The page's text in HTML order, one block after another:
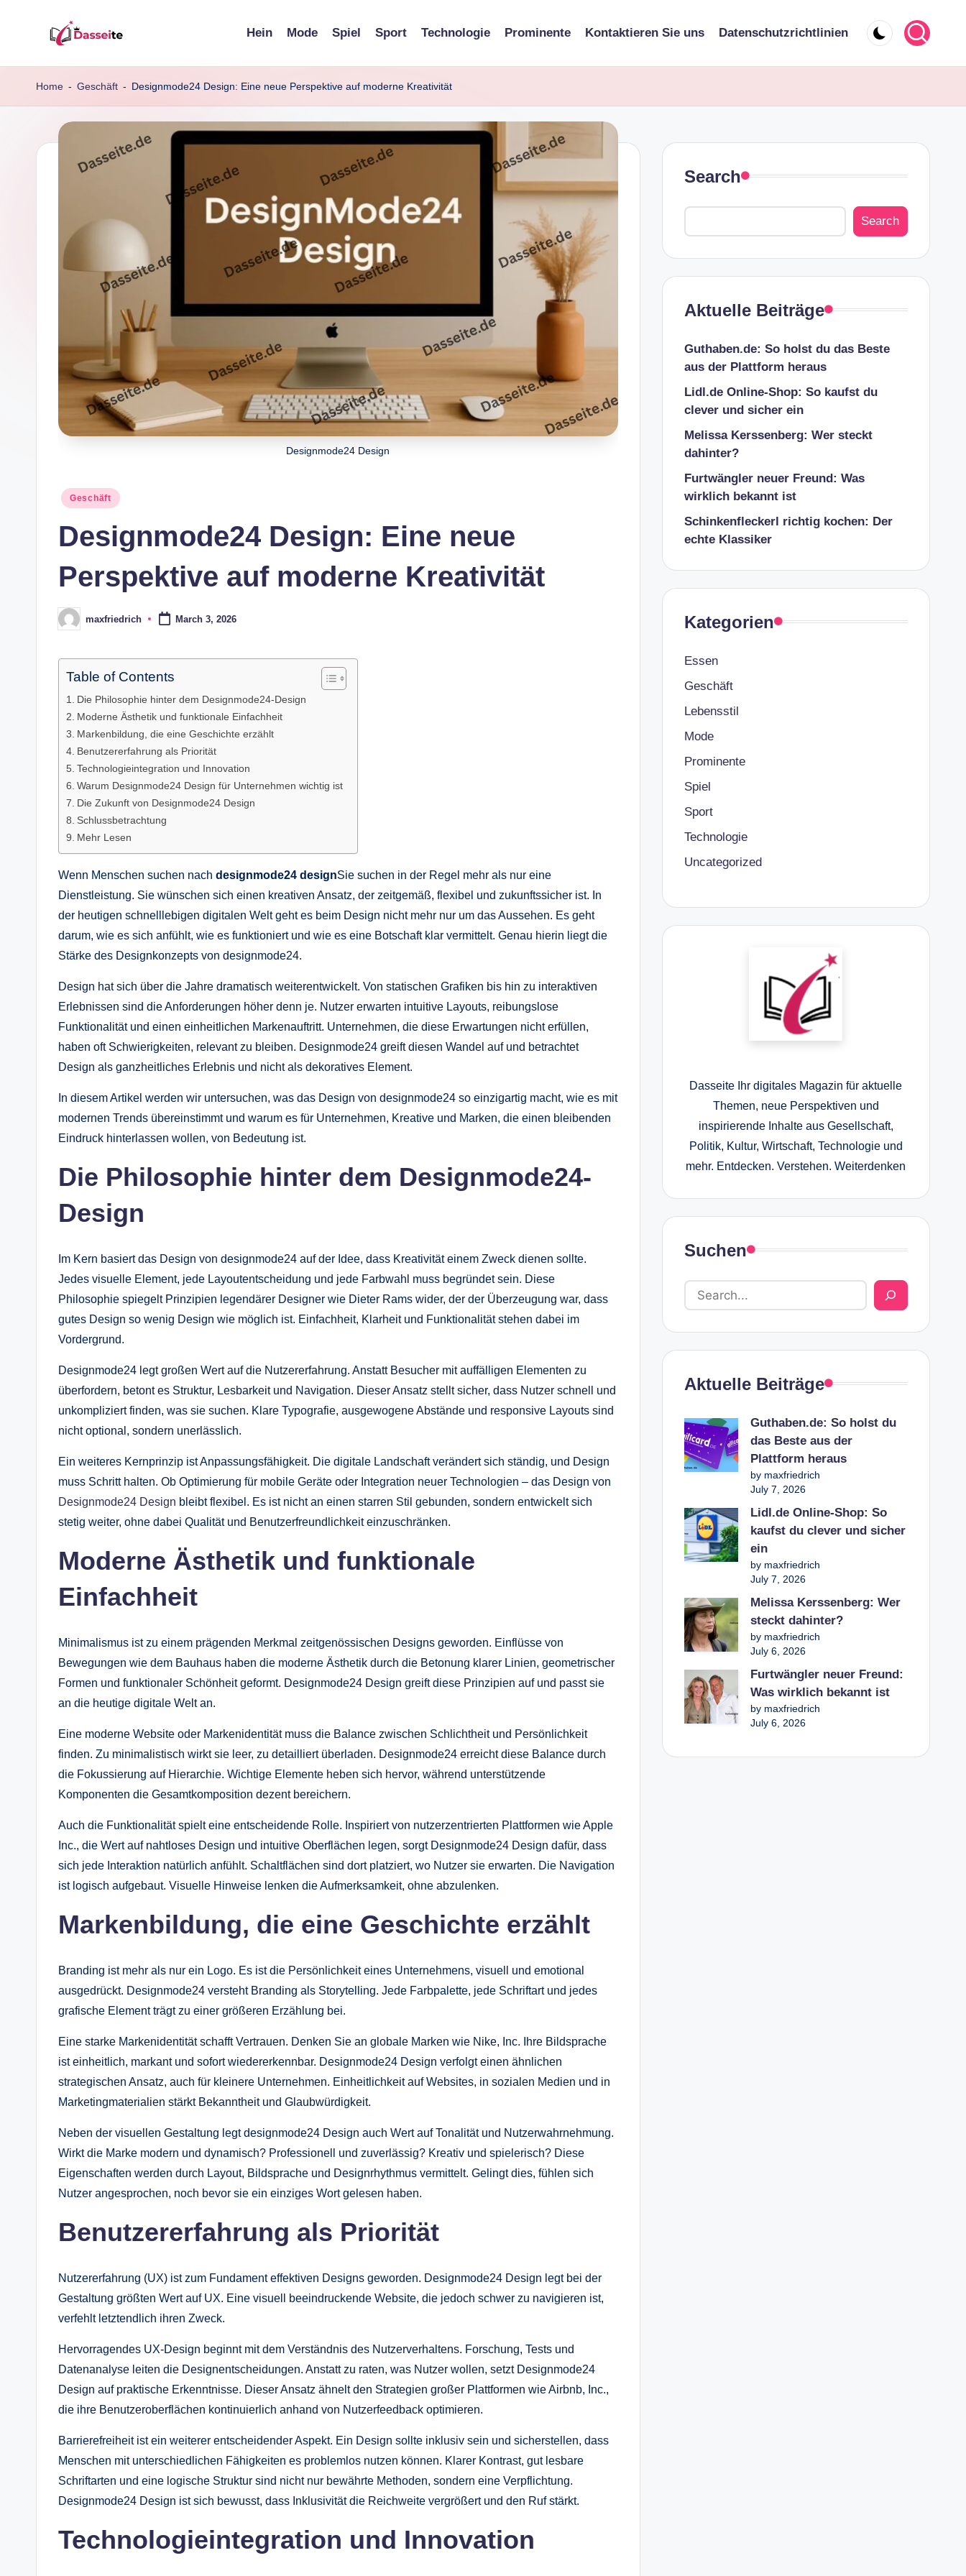
content
d
a
s
Hein Mode Spiel Sport Technologie Prominente Kontaktieren Sie uns Datenschutzrichtlinien
Home - Geschäft - Designmode24 Design: Eine neue Perspektive auf moderne Kreativität
Designmode24 Design
Posted
Geschäft
Designmode24 Design: Eine neue
Perspektive auf moderne Kreativität
Postedmaxfriedrich March 3, 2026
Table of Contents
Die Philosophie hinter dem Designmode24-Design
Moderne Ästhetik und funktionale Einfachheit
Markenbildung, die eine Geschichte erzählt
Benutzererfahrung als Priorität
Technologieintegration und Innovation
Warum Designmode24 Design für Unternehmen wichtig ist
Die Zukunft von Designmode24 Design
Schlussbetrachtung
Mehr Lesen
Wenn Menschen suchen nach designmode24 designSie suchen in der Regel mehr als nur eine
Dienstleistung. Sie wünschen sich einen kreativen Ansatz, der zeitgemäß, flexibel und zukunftssicher ist. In
der heutigen schnelllebigen digitalen Welt geht es beim Design nicht mehr nur um das Aussehen. Es geht
darum, wie es sich anfühlt, wie es funktioniert und wie es eine Botschaft klar vermittelt. Genau hierin liegt die
Stärke des Designkonzepts von designmode24.
Design hat sich über die Jahre dramatisch weiterentwickelt. Von statischen Grafiken bis hin zu interaktiven
Erlebnissen sind die Anforderungen höher denn je. Nutzer erwarten intuitive Layouts, reibungslose
Funktionalität und einen einheitlichen Markenauftritt. Unternehmen, die diese Erwartungen nicht erfüllen,
haben oft Schwierigkeiten, relevant zu bleiben. Designmode24 greift diesen Wandel auf und betrachtet
Design als ganzheitliches Erlebnis und nicht als dekoratives Element.
In diesem Artikel werden wir untersuchen, was das Design von designmode24 so einzigartig macht, wie es mit
modernen Trends übereinstimmt und warum es für Unternehmen, Kreative und Marken, die einen bleibenden
Eindruck hinterlassen wollen, von Bedeutung ist.
Die Philosophie hinter dem Designmode24-
Design
Im Kern basiert das Design von designmode24 auf der Idee, dass Kreativität einem Zweck dienen sollte.
Jedes visuelle Element, jede Layoutentscheidung und jede Farbwahl muss begründet sein. Diese
Philosophie spiegelt Prinzipien legendärer Designer wie Dieter Rams wider, der der Überzeugung war, dass
gutes Design so wenig Design wie möglich ist. Einfachheit, Klarheit und Funktionalität stehen dabei im
Vordergrund.
Designmode24 legt großen Wert auf die Nutzererfahrung. Anstatt Besucher mit auffälligen Elementen zu
überfordern, betont es Struktur, Lesbarkeit und Navigation. Dieser Ansatz stellt sicher, dass Nutzer schnell und
unkompliziert finden, was sie suchen. Klare Typografie, ausgewogene Abstände und responsive Layouts sind
nicht optional, sondern unerlässlich.
Ein weiteres Kernprinzip ist Anpassungsfähigkeit. Die digitale Landschaft verändert sich ständig, und Design
muss Schritt halten. Ob Optimierung für mobile Geräte oder Integration neuer Technologien – das Design von
Designmode24 Design bleibt flexibel. Es ist nicht an einen starren Stil gebunden, sondern entwickelt sich
stetig weiter, ohne dabei Qualität und Benutzerfreundlichkeit einzuschränken.
Moderne Ästhetik und funktionale
Einfachheit
Minimalismus ist zu einem prägenden Merkmal zeitgenössischen Designs geworden. Einflüsse von
Bewegungen wie dem Bauhaus haben die moderne Ästhetik durch die Betonung klarer Linien, geometrischer
Formen und funktionaler Schönheit geformt. Designmode24 Design greift diese Prinzipien auf und passt sie
an die heutige digitale Welt an.
Eine moderne Website oder Markenidentität muss die Balance zwischen Schlichtheit und Persönlichkeit
finden. Zu minimalistisch wirkt sie leer, zu detailliert überladen. Designmode24 erreicht diese Balance durch
die Fokussierung auf Hierarchie. Wichtige Elemente heben sich hervor, während unterstützende
Komponenten die Gesamtkomposition dezent bereichern.
Auch die Funktionalität spielt eine entscheidende Rolle. Inspiriert von nutzerzentrierten Plattformen wie Apple
Inc., die Wert auf nahtloses Design und intuitive Oberflächen legen, sorgt Designmode24 Design dafür, dass
sich jede Interaktion natürlich anfühlt. Schaltflächen sind dort platziert, wo Nutzer sie erwarten. Die Navigation
ist logisch aufgebaut. Visuelle Hinweise lenken die Aufmerksamkeit, ohne abzulenken.
Markenbildung, die eine Geschichte erzählt
Branding ist mehr als nur ein Logo. Es ist die Persönlichkeit eines Unternehmens, visuell und emotional
ausgedrückt. Designmode24 versteht Branding als Storytelling. Jede Farbpalette, jede Schriftart und jedes
grafische Element trägt zu einer größeren Erzählung bei.
Eine starke Markenidentität schafft Vertrauen. Denken Sie an globale Marken wie Nike, Inc. Ihre Bildsprache
ist einheitlich, markant und sofort wiedererkennbar. Designmode24 Design verfolgt einen ähnlichen
strategischen Ansatz, auch für kleinere Unternehmen. Einheitlichkeit auf Websites, in sozialen Medien und in
Marketingmaterialien stärkt Bekanntheit und Glaubwürdigkeit.
Neben der visuellen Gestaltung legt designmode24 Design auch Wert auf Tonalität und Nutzerwahrnehmung.
Wirkt die Marke modern und dynamisch? Professionell und zuverlässig? Kreativ und spielerisch? Diese
Eigenschaften werden durch Layout, Bildsprache und Designrhythmus vermittelt. Gelingt dies, fühlen sich
Nutzer angesprochen, noch bevor sie ein einziges Wort gelesen haben.
Benutzererfahrung als Priorität
Nutzererfahrung (UX) ist zum Fundament effektiven Designs geworden. Designmode24 Design legt bei der
Gestaltung größten Wert auf UX. Eine visuell beeindruckende Website, die jedoch schwer zu navigieren ist,
verfehlt letztendlich ihren Zweck.
Hervorragendes UX-Design beginnt mit dem Verständnis des Nutzerverhaltens. Forschung, Tests und
Datenanalyse leiten die Designentscheidungen. Anstatt zu raten, was Nutzer wollen, setzt Designmode24
Design auf praktische Erkenntnisse. Dieser Ansatz ähnelt den Strategien großer Plattformen wie Airbnb, Inc.,
die ihre Benutzeroberflächen kontinuierlich anhand von Nutzerfeedback optimieren.
Barrierefreiheit ist ein weiterer entscheidender Aspekt. Ein Design sollte inklusiv sein und sicherstellen, dass
Menschen mit unterschiedlichen Fähigkeiten es problemlos nutzen können. Klarer Kontrast, gut lesbare
Schriftarten und eine logische Struktur sind nicht nur bewährte Methoden, sondern eine Verpflichtung.
Designmode24 Design ist sich bewusst, dass Inklusivität die Reichweite vergrößert und den Ruf stärkt.
Technologieintegration und Innovation
Search
Search
Aktuelle Beiträge
Guthaben.de: So holst du das Beste
aus der Plattform heraus
Lidl.de Online-Shop: So kaufst du
clever und sicher ein
Melissa Kerssenberg: Wer steckt
dahinter?
Furtwängler neuer Freund: Was
wirklich bekannt ist
Schinkenfleckerl richtig kochen: Der
echte Klassiker
Kategorien
Essen
Geschäft
Lebensstil
Mode
Prominente
Spiel
Sport
Technologie
Uncategorized
Dasseite Ihr digitales Magazin für aktuelle
Themen, neue Perspektiven und
inspirierende Inhalte aus Gesellschaft,
Politik, Kultur, Wirtschaft, Technologie und
mehr. Entdecken. Verstehen. Weiterdenken
Suchen
Aktuelle Beiträge
Guthaben.de: So holst du
das Beste aus der
Plattform heraus
by maxfriedrich
July 7, 2026
Lidl.de Online-Shop: So
kaufst du clever und sicher
ein
by maxfriedrich
July 7, 2026
Melissa Kerssenberg: Wer
steckt dahinter?
by maxfriedrich
July 6, 2026
Furtwängler neuer Freund:
Was wirklich bekannt ist
by maxfriedrich
July 6, 2026